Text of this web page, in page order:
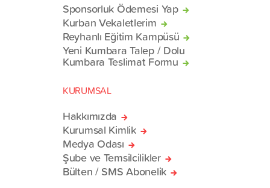
Sponsorluk Ödemesi Yap
Kurban Vekaletlerim
Reyhanlı Eğitim Kampüsü
Yeni Kumbara Talep / Dolu
Kumbara Teslimat Formu
KURUMSAL
Hakkımızda
Kurumsal Kimlik
Medya Odası
Şube ve Temsilcilikler
Bülten / SMS Abonelik